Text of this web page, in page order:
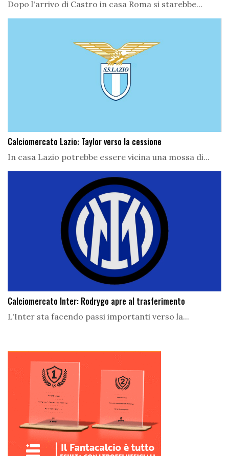
Dopo l'arrivo di Castro in casa Roma si starebbe...
Calciomercato Lazio: Taylor verso la cessione
In casa Lazio potrebbe essere vicina una mossa di...
Calciomercato Inter: Rodrygo apre al trasferimento
L'Inter sta facendo passi importanti verso la...